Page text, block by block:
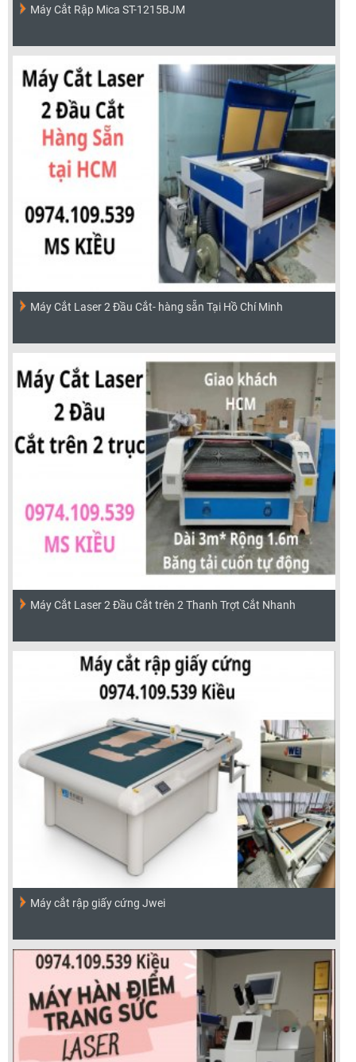
Máy Cắt Rập Mica ST-1215BJM
Máy Cắt Laser 2 Đầu Cắt- hàng sẵn Tại Hồ Chí Minh
Máy Cắt Laser 2 Đầu Cắt trên 2 Thanh Trợt Cắt Nhanh
Máy cắt rập giấy cứng Jwei